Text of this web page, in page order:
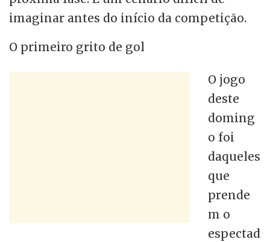
imaginar antes do início da competição.
O primeiro grito de gol
O jogo
deste
doming
o foi
daqueles
que
prende
m o
espectad